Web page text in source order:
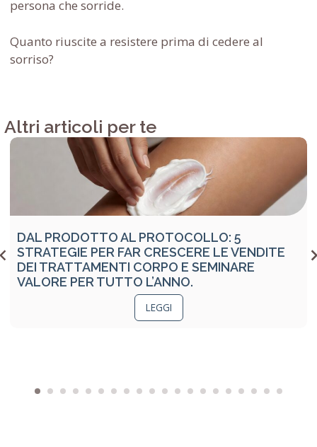
persona che sorride.
Quanto riuscite a resistere prima di cedere al
sorriso?
Altri articoli per te
DAL PRODOTTO AL PROTOCOLLO: 5
STRATEGIE PER FAR CRESCERE LE VENDITE
DEI TRATTAMENTI CORPO E SEMINARE
VALORE PER TUTTO L’ANNO.
LEGGI